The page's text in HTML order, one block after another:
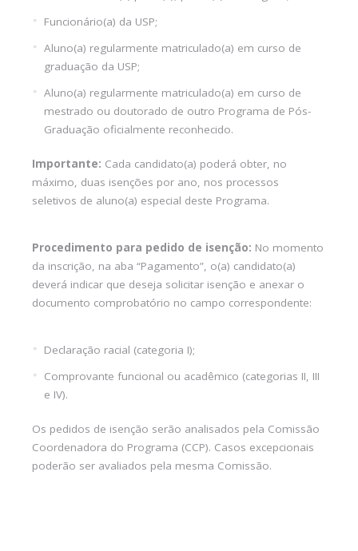
Funcionário(a) da USP;
Aluno(a) regularmente matriculado(a) em curso de
graduação da USP;
Aluno(a) regularmente matriculado(a) em curso de
mestrado ou doutorado de outro Programa de Pós-
Graduação oficialmente reconhecido.
Importante: Cada candidato(a) poderá obter, no
máximo, duas isenções por ano, nos processos
seletivos de aluno(a) especial deste Programa.
Procedimento para pedido de isenção: No momento
da inscrição, na aba “Pagamento”, o(a) candidato(a)
deverá indicar que deseja solicitar isenção e anexar o
documento comprobatório no campo correspondente:
Declaração racial (categoria I);
Comprovante funcional ou acadêmico (categorias II, III
e IV).
Os pedidos de isenção serão analisados pela Comissão
Coordenadora do Programa (CCP). Casos excepcionais
poderão ser avaliados pela mesma Comissão.